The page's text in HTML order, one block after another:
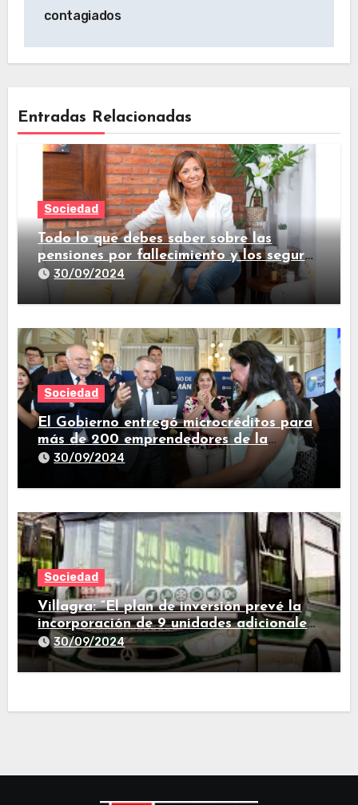
contagiados
Entradas Relacionadas
Sociedad
Todo lo que debes saber sobre las
pensiones por fallecimiento y los seguros
de vida
30/09/2024
Sociedad
El Gobierno entregó microcréditos para
más de 200 emprendedores de la
provincia
30/09/2024
Sociedad
Villagra: “El plan de inversión prevé la
incorporación de 9 unidades adicionales
para 2025″
30/09/2024